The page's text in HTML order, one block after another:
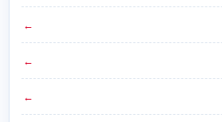
←
←
←